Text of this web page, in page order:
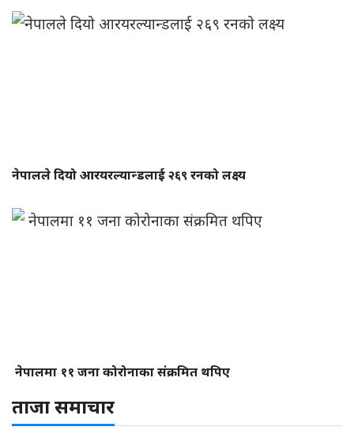
नेपालले दियो आरयरल्यान्डलाई २६९ रनको लक्ष्य
नेपालमा ११ जना कोरोनाका संक्रमित थपिए
ताजा समाचार